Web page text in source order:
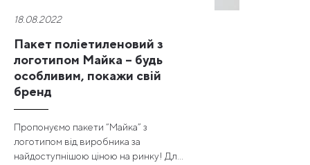
18.08.2022
Пакет поліетиленовий з
логотипом Майка – будь
особливим, покажи свій
бренд
Пропонуємо пакети “Майка” з
логотипом від виробника за
найдоступнішою ціною на ринку! Дл...